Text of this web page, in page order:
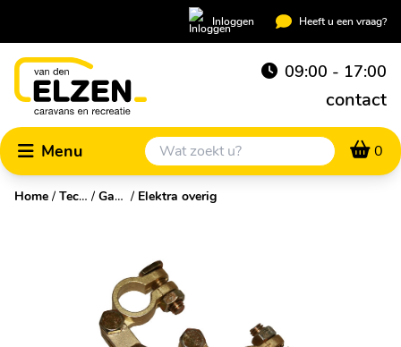
Inloggen Heeft u een vraag?
09:00 - 17:00
contact
Menu 0
Home / Technische accessoires / Gas & elektriciteit / Elektra overig